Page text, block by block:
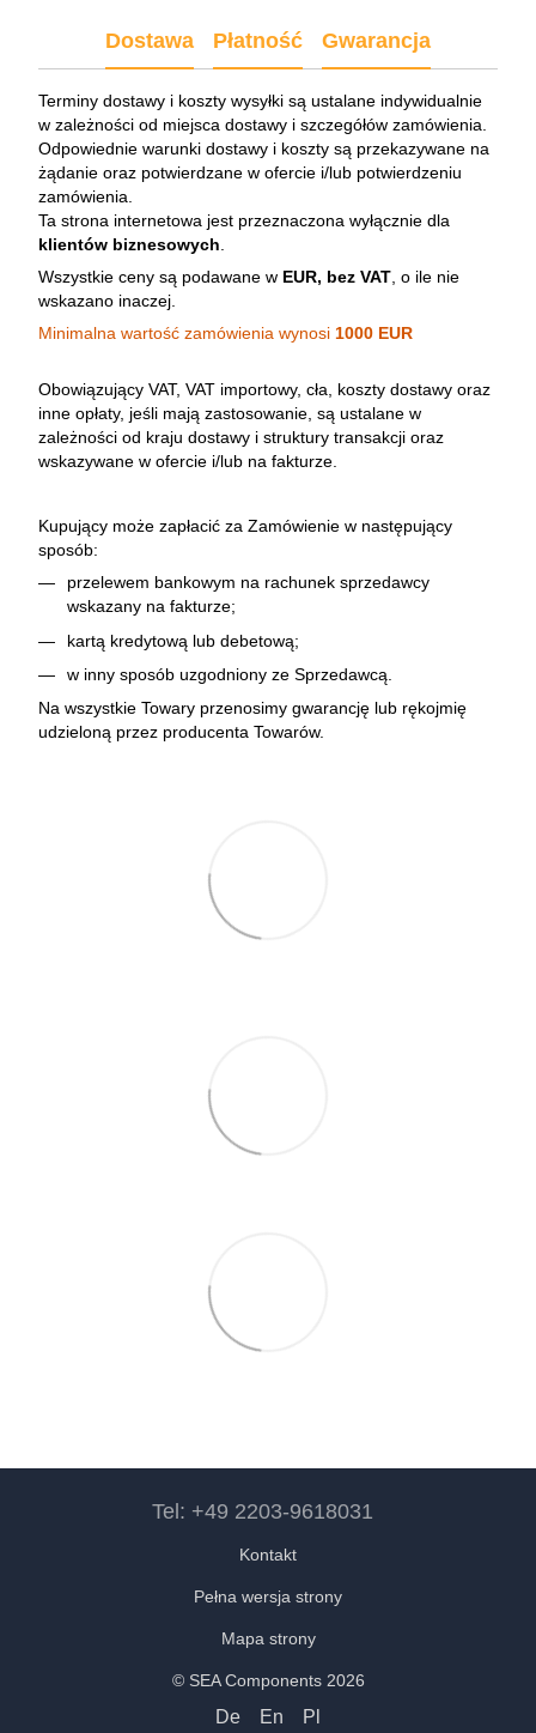
Dostawa Płatność Gwarancja
Terminy dostawy i koszty wysyłki są ustalane indywidualnie
w zależności od miejsca dostawy i szczegółów zamówienia.
Odpowiednie warunki dostawy i koszty są przekazywane na
żądanie oraz potwierdzane w ofercie i/lub potwierdzeniu
zamówienia.
Ta strona internetowa jest przeznaczona wyłącznie dla
klientów biznesowych
Wszystkie ceny są podawane w EUR, bez VAT , o ile nie
wskazano inaczej.
Minimalna wartość zamówienia wynosi 1000 EUR
Obowiązujący VAT, VAT importowy, cła, koszty dostawy oraz
inne opłaty, jeśli mają zastosowanie, są ustalane w
zależności od kraju dostawy i struktury transakcji oraz
wskazywane w ofercie i/lub na fakturze.
Kupujący może zapłacić za Zamówienie w następujący
sposób:
przelewem bankowym na rachunek sprzedawcy
wskazany na fakturze;
kartą kredytową lub debetową;
w inny sposób uzgodniony ze Sprzedawcą.
Na wszystkie Towary przenosimy gwarancję lub rękojmię
udzieloną przez producenta Towarów.
Tel: +49 2203-9618031
Kontakt
Pełna wersja strony
Mapa strony
© SEA Components 2026
De En Pl